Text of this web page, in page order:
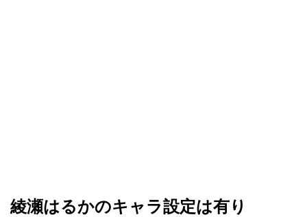
綾瀬はるかのキャラ設定は有り